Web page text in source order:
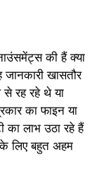
की हैं क्या
खासतौर
रह रहे थे या
का फाइन या
लाभ उठा रहे हैं
लिए बहुत अहम